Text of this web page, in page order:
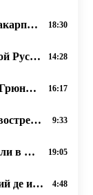
29 юнія 1945 г. Договор “О Закарпатской Украине-Подкарпатской Руси” 18:30
100-літіє рішеній Центральной Русской Народной Рады Русинов в Ужгороді 8 мая 1919 года 14:28
610 рочный юбилей побҍды Грюнва́льдской битвы се празник и русинôв.15.07.2020, прот. Димитрий Сидор 16:17
Главный принцип ООН «Невостребованоє право не єсть нарушеноє право». прот. Димитрий Сидор 28.12.19 9:33
Антирусины срочно заскочили в число русинôв, 17.07.2020 19:05
Древній Крим быв гречеський де и прибывали перші християне! 4:48